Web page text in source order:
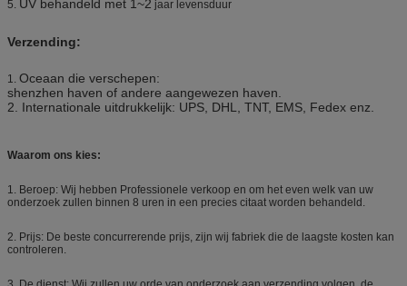
5. UV behandeld met 1~2 jaar levensduur
Verzending:
1. Oceaan die verschepen:
shenzhen haven of andere aangewezen haven.
2. Internationale uitdrukkelijk: UPS, DHL, TNT, EMS, Fedex enz.
Waarom ons kies:
1. Beroep: Wij hebben Professionele verkoop en om het even welk van uw
onderzoek zullen binnen 8 uren in een precies citaat worden behandeld.
2. Prijs: De beste concurrerende prijs, zijn wij fabriek die de laagste kosten kan
controleren.